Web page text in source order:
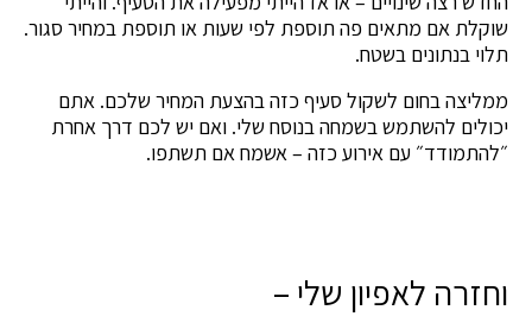
שוקלת אם מתאים פה תוספת לפי שעות או תוספת במחיר סגור.
תלוי בנתונים בשטח.
ממליצה בחום לשקול סעיף כזה בהצעת המחיר שלכם. אתם
יכולים להשתמש בשמחה בנוסח שלי. ואם יש לכם דרך אחרת
״להתמודד״ עם אירוע כזה – אשמח אם תשתפו.
וחזרה לאפיון שלי –